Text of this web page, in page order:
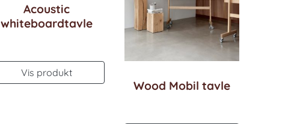
Acoustic
whiteboardtavle
Vis produkt
Wood Mobil tavle